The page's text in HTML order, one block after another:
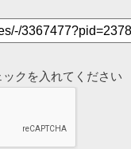
クを入れてください